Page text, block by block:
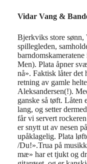
Vidar Vang &
Bjerkviks store sønn,
spillegleden,
Men). Plata åpner
nå». Faktisk låter det
retning av gamle
Aleksandersen(!). M
ganske så tøft. Låten
lang, og setter
får vi servert
er snytt ut av nesen på
upåklagelig. Plata
/Du!».Trua på
mæ» har et tjukt og